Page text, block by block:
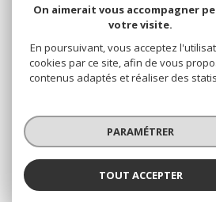
JEROME
Cookies
© 2026 | Tous droits réservés
Réalisé par
On aimerait vous accompagner
votre visite.
En poursuivant, vous acceptez
cookies par ce site, afin de vous
contenus adaptés et réaliser des
PARAMÉTRER
TOUT ACCEPTER